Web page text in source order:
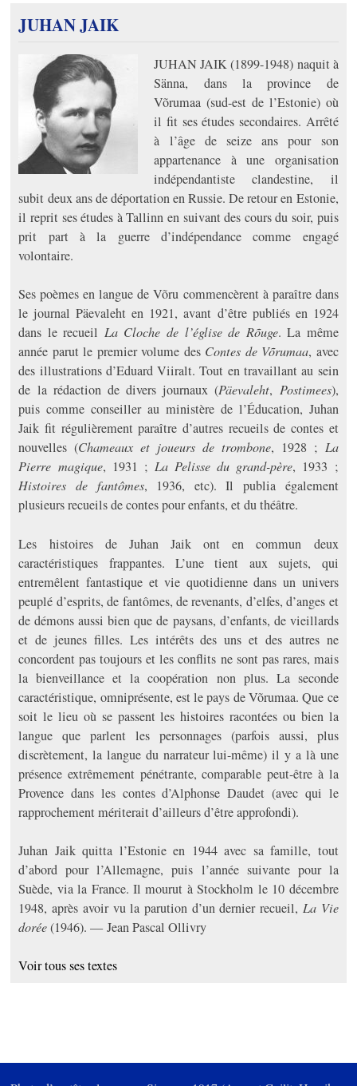
JUHAN JAIK
JUHAN JAIK (1899-1948) naquit à
Sänna, dans la province de
Võrumaa (sud-est de l’Estonie) où
il fit ses études secondaires. Arrêté
à l’âge de seize ans pour son
appartenance à une organisation
indépendantiste clandestine, il
subit deux ans de déportation en Russie. De retour en Estonie,
il reprit ses études à Tallinn en suivant des cours du soir, puis
prit part à la guerre d’indépendance comme engagé
volontaire.
Ses poèmes en langue de Võru commencèrent à paraître dans
le journal Päevaleht en 1921, avant d’être publiés en 1924
dans le recueil La Cloche de l’église de Rõuge. La même
année parut le premier volume des Contes de Võrumaa, avec
des illustrations d’Eduard Viiralt. Tout en travaillant au sein
de la rédaction de divers journaux (Päevaleht, Postimees),
puis comme conseiller au ministère de l’Éducation, Juhan
Jaik fit régulièrement paraître d’autres recueils de contes et
nouvelles (Chameaux et joueurs de trombone, 1928 ; La
Pierre magique, 1931 ; La Pelisse du grand-père, 1933 ;
Histoires de fantômes, 1936, etc). Il publia également
plusieurs recueils de contes pour enfants, et du théâtre.
Les histoires de Juhan Jaik ont en commun deux
caractéristiques frappantes. L’une tient aux sujets, qui
entremêlent fantastique et vie quotidienne dans un univers
peuplé d’esprits, de fantômes, de revenants, d’elfes, d’anges et
de démons aussi bien que de paysans, d’enfants, de vieillards
et de jeunes filles. Les intérêts des uns et des autres ne
concordent pas toujours et les conflits ne sont pas rares, mais
la bienveillance et la coopération non plus. La seconde
caractéristique, omniprésente, est le pays de Võrumaa. Que ce
soit le lieu où se passent les histoires racontées ou bien la
langue que parlent les personnages (parfois aussi, plus
discrètement, la langue du narrateur lui-même) il y a là une
présence extrêmement pénétrante, comparable peut-être à la
Provence dans les contes d’Alphonse Daudet (avec qui le
rapprochement mériterait d’ailleurs d’être approfondi).
Juhan Jaik quitta l’Estonie en 1944 avec sa famille, tout
d’abord pour l’Allemagne, puis l’année suivante pour la
Suède, via la France. Il mourut à Stockholm le 10 décembre
1948, après avoir vu la parution d’un dernier recueil, La Vie
dorée(1946). — Jean Pascal Ollivry
Voir tous ses textes